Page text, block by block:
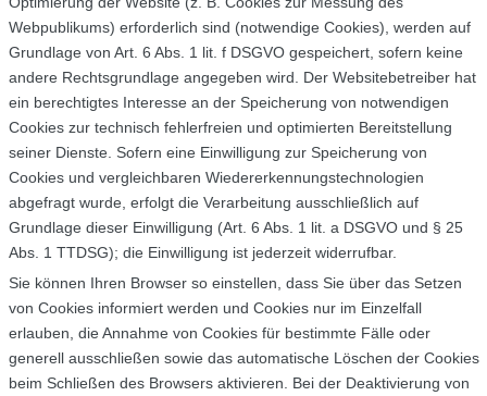
Webpublikums) erforderlich sind (notwendige Cookies), werden auf
Grundlage von Art. 6 Abs. 1 lit. f DSGVO gespeichert, sofern keine
andere Rechtsgrundlage angegeben wird. Der Websitebetreiber hat
ein berechtigtes Interesse an der Speicherung von notwendigen
Cookies zur technisch fehlerfreien und optimierten Bereitstellung
seiner Dienste. Sofern eine Einwilligung zur Speicherung von
Cookies und vergleichbaren Wiedererkennungstechnologien
abgefragt wurde, erfolgt die Verarbeitung ausschließlich auf
Grundlage dieser Einwilligung (Art. 6 Abs. 1 lit. a DSGVO und § 25
Abs. 1 TTDSG); die Einwilligung ist jederzeit widerrufbar.
Sie können Ihren Browser so einstellen, dass Sie über das Setzen
von Cookies informiert werden und Cookies nur im Einzelfall
erlauben, die Annahme von Cookies für bestimmte Fälle oder
generell ausschließen sowie das automatische Löschen der Cookies
beim Schließen des Browsers aktivieren. Bei der Deaktivierung von